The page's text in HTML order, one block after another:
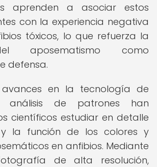
aprenden a asociar estos
con la experiencia negativa
tóxicos, lo que refuerza la
aposematismo como
defensa.
avances en la tecnología de
análisis de patrones han
científicos estudiar en detalle
la función de los colores y
en anfibios. Mediante
de alta resolución,